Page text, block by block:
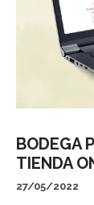
BODEGA
TIENDA
27/05/2022